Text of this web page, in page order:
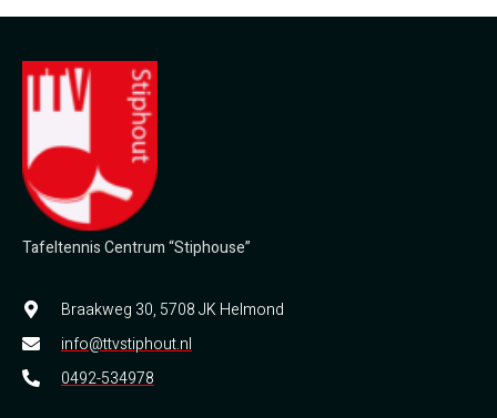
Tafeltennis Centrum “Stiphouse”
Braakweg 30, 5708 JK Helmond
info@ttvstiphout.nl
0492-534978